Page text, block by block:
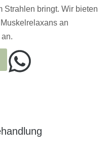
Strahlen bringt. Wir bieten
an